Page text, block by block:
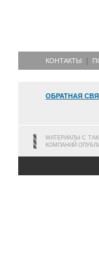
КОНТАКТЫ
ОБРАТНАЯ
МАТЕРИАЛЫ С
КОМПАНИЙ